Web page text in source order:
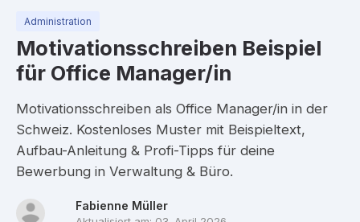
Administration
Motivationsschreiben Beispiel
für Office Manager/in
Motivationsschreiben als Office Manager/in in der
Schweiz. Kostenloses Muster mit Beispieltext,
Aufbau-Anleitung & Profi-Tipps für deine
Bewerbung in Verwaltung & Büro.
Fabienne Müller